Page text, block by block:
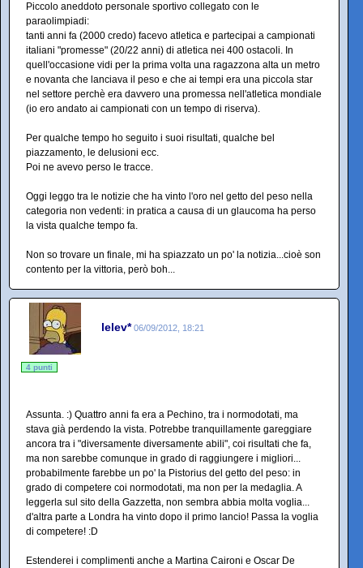
Piccolo aneddoto personale sportivo collegato con le
paraolimpiadi:
tanti anni fa (2000 credo) facevo atletica e partecipai a campionati
italiani "promesse" (20/22 anni) di atletica nei 400 ostacoli. In
quell'occasione vidi per la prima volta una ragazzona alta un metro
e novanta che lanciava il peso e che ai tempi era una piccola star
nel settore perchè era davvero una promessa nell'atletica mondiale
(io ero andato ai campionati con un tempo di riserva).
Per qualche tempo ho seguito i suoi risultati, qualche bel
piazzamento, le delusioni ecc.
Poi ne avevo perso le tracce.
Oggi leggo tra le notizie che ha vinto l'oro nel getto del peso nella
categoria non vedenti: in pratica a causa di un glaucoma ha perso
la vista qualche tempo fa.
Non so trovare un finale, mi ha spiazzato un po' la notizia...cioè son
contento per la vittoria, però boh...
lelev* 06/09/2012, 18:21
4 punti
Assunta. :) Quattro anni fa era a Pechino, tra i normodotati, ma
stava già perdendo la vista. Potrebbe tranquillamente gareggiare
ancora tra i "diversamente diversamente abili", coi risultati che fa,
ma non sarebbe comunque in grado di raggiungere i migliori...
probabilmente farebbe un po' la Pistorius del getto del peso: in
grado di competere coi normodotati, ma non per la medaglia. A
leggerla sul sito della Gazzetta, non sembra abbia molta voglia...
d'altra parte a Londra ha vinto dopo il primo lancio! Passa la voglia
di competere! :D
Estenderei i complimenti anche a Martina Caironi e Oscar De